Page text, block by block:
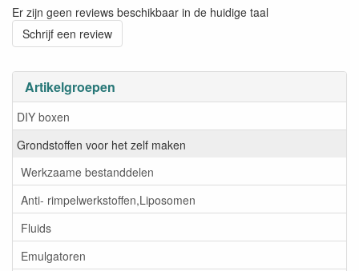
Artikelgroepen
DIY boxen
Grondstoffen voor het zelf maken
Werkzaame bestanddelen
Anti- rimpelwerkstoffen,Liposomen
Fluids
Emulgatoren
Er zijn geen reviews beschikbaar in de huidige taal
Schrijf een review